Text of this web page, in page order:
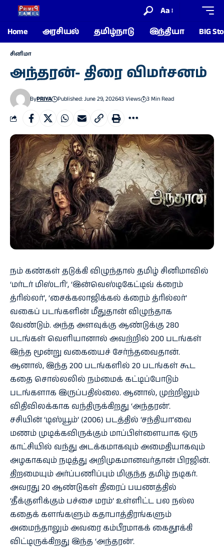
Aa
Home
அரசியல் தமிழ்நாடு இந்தியா BIG
சினிமா
அந்தரன்- திரை விமர்சனம்
ByPRIYA Published: June 29, 202643 Views 3 Min Read
நம் கண்கள் தடுக்கி விழுந்தால் தமிழ் சினிமாவில்
‘மர்டர் மிஸ்டரி’, ‘இன்வெஸ்டிகேட்டிவ் க்ரைம்
த்ரில்லர்’, ‘சைக்கலாஜிக்கல் க்ரைம் த்ரில்லர்’
வகைப் படங்களின் மீதுதான் விழுந்தாக
வேண்டும். அந்த அளவுக்கு ஆண்டுக்கு 280
படங்கள் வெளியானால் அவற்றில் 200 படங்கள்
இந்த மூன்று வகையைச் சேர்ந்தவைதான்.
ஆனால், இந்த 200 படங்களில் 20 படங்கள் கூட
கதை சொல்லலில் நம்மைக் கட்டிப்போடும்
படங்களாக இருப்பதில்லை. ஆனால், முற்றிலும்
விதிவிலக்காக வந்திருக்கிறது ‘அந்தரன்’.
சசியின் ‘டிஸ்யூம்’ (2006) படத்தில் ‘சந்தியா’வை
மணம் முடிக்கவிருக்கும் மாப்பிள்ளையாக ஒரு
காட்சியில் வந்து அடக்கமாகவும் அமைதியாகவும்
அழகாகவும் நடித்து அறிமுகமானவர்தான் பிரஜின்.
திறமையும் அர்ப்பணிப்பும் மிகுந்த தமிழ் நடிகர்.
அவரது 20 ஆண்டுகள் திரைப் பயணத்தில்
‘தீக்குளிக்கும் பச்சை மரம்’ உள்ளிட்ட பல நல்ல
கதைக் களங்களும் கதாபாத்திரங்களும்
அமைந்தாலும் அவரை கம்பீரமாகக் கைதூக்கி
விட்டிருக்கிறது இந்த ‘அந்தரன்’.